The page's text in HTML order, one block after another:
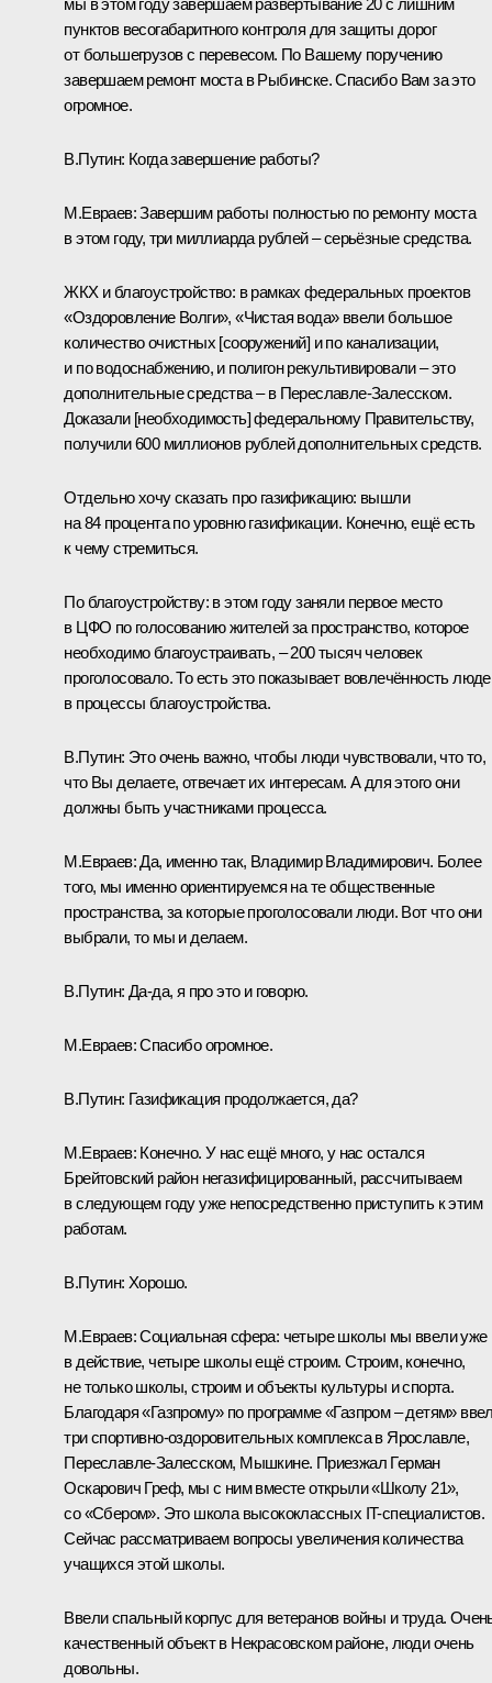
пунктов весогабаритного контроля для защиты дорог
от большегрузов с перевесом. По Вашему поручению
завершаем ремонт моста в Рыбинске. Спасибо Вам за это
огромное.
В.Путин: Когда завершение работы?
М.Евраев:Завершим работы полностью по ремонту моста
в этом году, три миллиарда рублей – серьёзные средства.
ЖКХ и благоустройство: в рамках федеральных проектов
«Оздоровление Волги», «Чистая вода» ввели большое
количество очистных [сооружений] и по канализации,
и по водоснабжению, и полигон рекультивировали – это
дополнительные средства – в Переславле-Залесском.
Доказали [необходимость] федеральному Правительству,
получили 600 миллионов рублей дополнительных средств.
Отдельно хочу сказать про газификацию: вышли
на 84 процента по уровню газификации. Конечно, ещё есть
к чему стремиться.
По благоустройству: в этом году заняли первое место
в ЦФО по голосованию жителей за пространство, которое
необходимо благоустраивать, – 200 тысяч человек
проголосовало. То есть это показывает вовлечённость
в процессы благоустройства.
В.Путин: Это очень важно, чтобы люди чувствовали, что то,
что Вы делаете, отвечает их интересам. А для этого они
должны быть участниками процесса.
М.Евраев:Да, именно так, Владимир Владимирович. Более
того, мы именно ориентируемся на те общественные
пространства, за которые проголосовали люди. Вот что они
выбрали, то мы и делаем.
В.Путин: Да-да, я про это и говорю.
М.Евраев:Спасибо огромное.
В.Путин: Газификация продолжается, да?
М.Евраев: Конечно. У нас ещё много, у нас остался
Брейтовский район негазифицированный, рассчитываем
в следующем году уже непосредственно приступить к этим
работам.
В.Путин: Хорошо.
М.Евраев:Социальная сфера: четыре школы мы ввели уже
в действие, четыре школы ещё строим. Строим, конечно,
не только школы, строим и объекты культуры и спорта.
Благодаря «Газпрому» по программе «Газпром – детям»
три спортивно-оздоровительных комплекса в Ярославле,
Переславле-Залесском, Мышкине. Приезжал Герман
Оскарович Греф, мы с ним вместе открыли «Школу 21»,
со «Сбером». Это школа высококлассных IT-специалистов.
Сейчас рассматриваем вопросы увеличения количества
учащихся этой школы.
Ввели спальный корпус для ветеранов войны и труда.
качественный объект в Некрасовском районе, люди очень
довольны.